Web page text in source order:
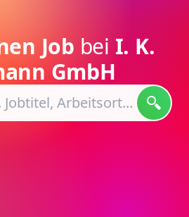
Job bei I. K.
GmbH